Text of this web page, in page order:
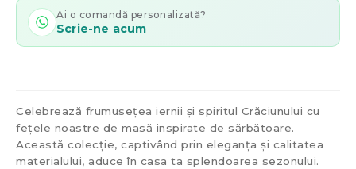
Celebrează frumusețea iernii și spiritul Crăciunului cu
fețele noastre de masă inspirate de sărbătoare.
Această colecție, captivând prin eleganța și calitatea
materialului, aduce în casa ta splendoarea sezonului.
Ai o comandă personalizată?
Scrie-ne acum